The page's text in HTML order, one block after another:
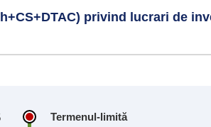
privind lucrari de
Termenul-limită